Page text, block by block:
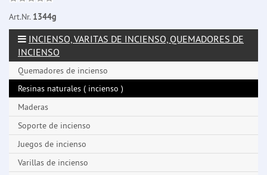
Art.Nr. 1344g
INCIENSO, VARITAS DE INCIENSO, QUEMADORES DE
INCIENSO
Quemadores de incienso
Resinas naturales ( incienso )
Maderas
Soporte de incienso
Juegos de incienso
Varillas de incienso